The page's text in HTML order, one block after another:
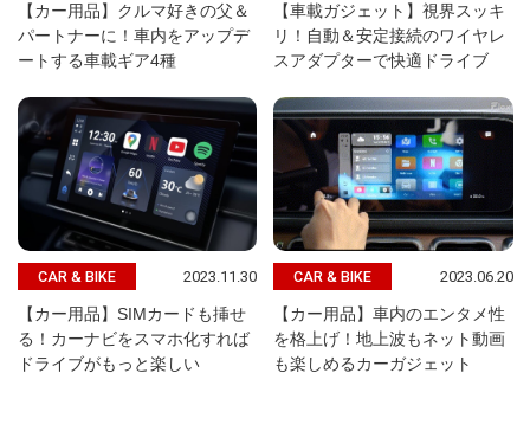
【カー用品】クルマ好きの父＆
パートナーに！車内をアップデ
ートする車載ギア4種
【車載ガジェット】視界スッキ
リ！自動＆安定接続のワイヤレ
スアダプターで快適ドライブ
CAR & BIKE 2023.11.30
【カー用品】SIMカードも挿せ
る！カーナビをスマホ化すれば
ドライブがもっと楽しい
CAR & BIKE 2023.06.20
【カー用品】車内のエンタメ性
を格上げ！地上波もネット動画
も楽しめるカーガジェット